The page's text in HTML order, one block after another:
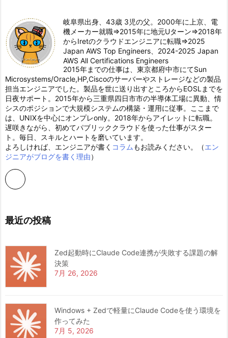
岐阜県出身、43歳 3児の父。2000年に上京、電
機メーカー就職⇒2015年に地元Uターン⇒2018年
からIretのクラウドエンジニアに転職⇒2025
Japan AWS Top Engineers、2024-2025 Japan
AWS All Certifications Engineers
2015年までの仕事は、東京都府中市にてSun
Microsystems/Oracle,HP,Ciscoのサーバーやストレージなどの製品
担当エンジニアでした。製品を世に送り出すところからEOSLまでを
日夜サポート。2015年から三重県四日市市の半導体工場に異動、情
シスのポジションで大規模システムの構築・運用に従事。ここまで
は、UNIXを中心にオンプレonly。2018年からアイレットに転職。
遅咲きながら、初めてパブリッククラウドを使った仕事がスター
ト。毎日、スキルとハートを磨いています。
よろしければ、エンジニアが書く コラム もお読みください。（エン
ジニアがブログを書く理由）
最近の投稿
Zed起動時にClaude Code連携が失敗する課題の解
決策
7月 26, 2026
Windows + Zedで軽量にClaude Codeを使う環境を
作ってみた
7月 5, 2026